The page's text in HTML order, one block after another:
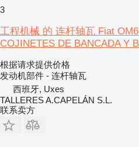
3
工程机械 的 连杆轴瓦 Fiat
COJINETES DE BANCADA Y
根据请求提供价格
发动机部件 - 连杆轴瓦
西班牙, Uxes
TALLERES A.CAPELÁN S.L.
联系卖方